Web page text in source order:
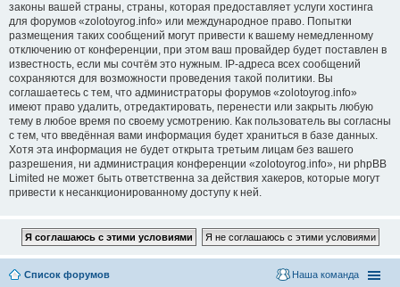
законы вашей страны, страны, которая предоставляет услуги хостинга
для форумов «zolotoyrog.info» или международное право. Попытки
размещения таких сообщений могут привести к вашему немедленному
отключению от конференции, при этом ваш провайдер будет поставлен в
известность, если мы сочтём это нужным. IP-адреса всех сообщений
сохраняются для возможности проведения такой политики. Вы
соглашаетесь с тем, что администраторы форумов «zolotoyrog.info»
имеют право удалить, отредактировать, перенести или закрыть любую
тему в любое время по своему усмотрению. Как пользователь вы согласны
с тем, что введённая вами информация будет храниться в базе данных.
Хотя эта информация не будет открыта третьим лицам без вашего
разрешения, ни администрация конференции «zolotoyrog.info», ни phpBB
Limited не может быть ответственна за действия хакеров, которые могут
привести к несанкционированному доступу к ней.
Список форумов Наша команда